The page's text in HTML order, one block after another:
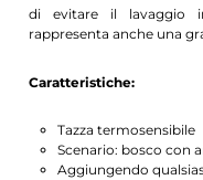
di evitare il lavaggio
rappresenta anche una
Caratteristiche:
Tazza termosensibile
Scenario: bosco con
Aggiungendo